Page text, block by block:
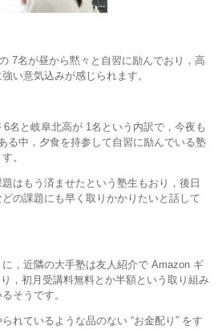
7名が昼から黙々と自習に励んでおり，高
い意気込みが感じられます。
名と岐阜北高が 1名という内訳で，今夜も
る中，夕食を持参して自習に励んでいる塾
。
はもう済ませたという塾生もおり，後日
の課題にも早く取りかかりたいと話して
，近隣の大手塾は友人紹介で Amazon ギ
，初月受講料無料とか半額という取り組み
そうです。
れているような品のない “お金配り” をす